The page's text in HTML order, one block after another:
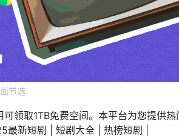
节选
领取1TB免费空间。本平台为您提供热
新短剧 | 短剧大全 | 热榜短剧 |